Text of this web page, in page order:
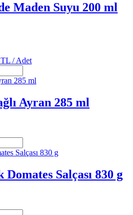
Maden Suyu 200 ml
TL /Adet
Ayran 285 ml
Salçası 830 g